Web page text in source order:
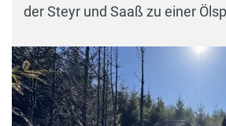
der Steyr und Saaß zu einer